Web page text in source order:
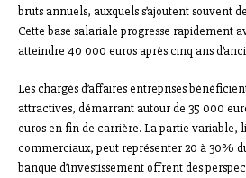
bruts annuels, auxquels s’ajoutent souvent
Cette base salariale progresse rapidement
atteindre 40 000 euros après cinq ans
Les chargés d’affaires entreprises
attractives, démarrant autour de 35 000
euros en fin de carrière. La partie variable,
commerciaux, peut représenter 20 à 30%
banque d’investissement offrent des